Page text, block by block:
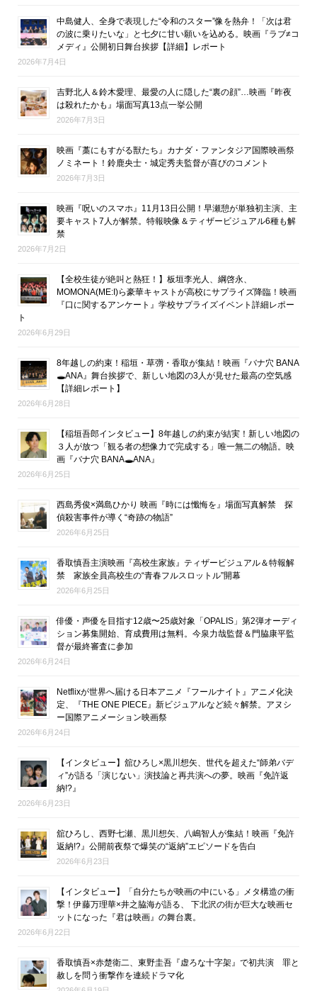
中島健人、全身で表現した“令和のスター”像を熱弁！「次は君
の波に乗りたいな」と七夕に甘い願いを込める。映画『ラブ≠コ
メディ』公開初日舞台挨拶【詳細】レポート
2026年7月4日
吉野北人＆鈴木愛理、最愛の人に隠した“裏の顔”…映画『昨夜
は殺れたかも』場面写真13点一挙公開
2026年7月3日
映画『藁にもすがる獣たち』カナダ・ファンタジア国際映画祭
ノミネート！鈴鹿央士・城定秀夫監督が喜びのコメント
2026年7月3日
映画『呪いのスマホ』11月13日公開！早瀬憩が単独初主演、主
要キャスト7人が解禁。特報映像＆ティザービジュアル6種も解
禁
2026年7月2日
【全校生徒が絶叫と熱狂！】板垣李光人、綱啓永、
MOMONA(ME:I)ら豪華キャストが高校にサプライズ降臨！映画
『口に関するアンケート』学校サプライズイベント詳細レポー
ト
2026年6月29日
8年越しの約束！稲垣・草彅・香取が集結！映画『バナ穴 BANA
🕳ANA』舞台挨拶で、新しい地図の3人が見せた最高の空気感
【詳細レポート】
2026年6月28日
【稲垣吾郎インタビュー】8年越しの約束が結実！新しい地図の
３人が放つ「観る者の想像力で完成する」唯一無二の物語。映
画『バナ穴 BANA🕳ANA』
2026年6月25日
西島秀俊×満島ひかり 映画『時には懺悔を』場面写真解禁 探
偵殺害事件が導く“奇跡の物語”
2026年6月25日
香取慎吾主演映画『高校生家族』ティザービジュアル＆特報解
禁 家族全員高校生の“青春フルスロットル”開幕
2026年6月25日
俳優・声優を目指す12歳〜25歳対象「OPALIS」第2弾オーディ
ション募集開始、育成費用は無料。今泉力哉監督＆門脇康平監
督が最終審査に参加
2026年6月24日
Netflixが世界へ届ける日本アニメ『フールナイト』アニメ化決
定、『THE ONE PIECE』新ビジュアルなど続々解禁。アヌシ
ー国際アニメーション映画祭
2026年6月24日
【インタビュー】舘ひろし×黒川想矢、世代を超えた“師弟バデ
ィ”が語る「演じない」演技論と再共演への夢。映画『免許返
納!?』
2026年6月23日
舘ひろし、西野七瀬、黒川想矢、八嶋智人が集結！映画『免許
返納!?』公開前夜祭で爆笑の“返納”エピソードを告白
2026年6月23日
【インタビュー】「自分たちが映画の中にいる」メタ構造の衝
撃！伊藤万理華×井之脇海が語る、 下北沢の街が巨大な映画セ
ットになった『君は映画』の舞台裏。
2026年6月22日
香取慎吾×赤楚衛二、東野圭吾『虚ろな十字架』で初共演 罪と
赦しを問う衝撃作を連続ドラマ化